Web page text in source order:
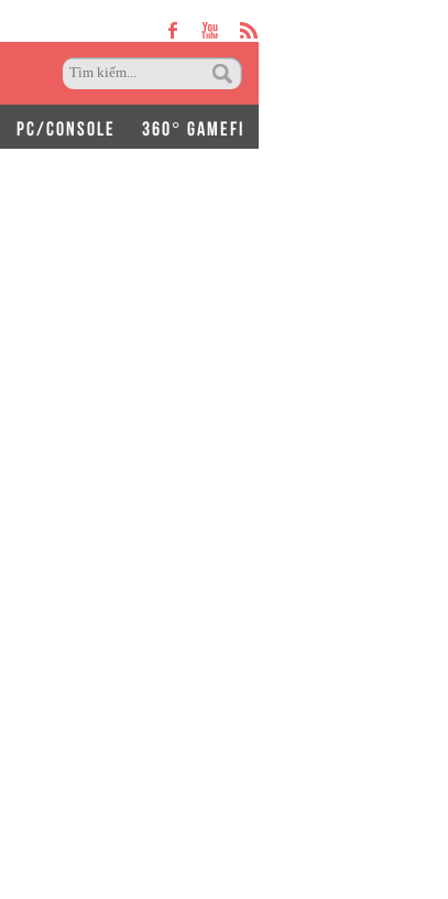
PC/CONSOLE 360° GAMEFI